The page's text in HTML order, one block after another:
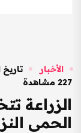
الأخبار
تاريخ النشر: 12 مايو
227 مشاهدة
الزراعة
الحمى